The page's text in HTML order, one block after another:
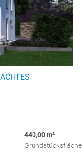
440,00 m²
Grundstücksfläche